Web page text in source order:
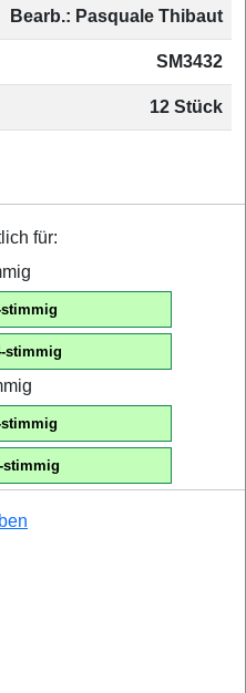
Bearb.: Pasquale Thibaut
SM3432
12 Stück
für:
stimmig
stimmig
stimmig
stimmig